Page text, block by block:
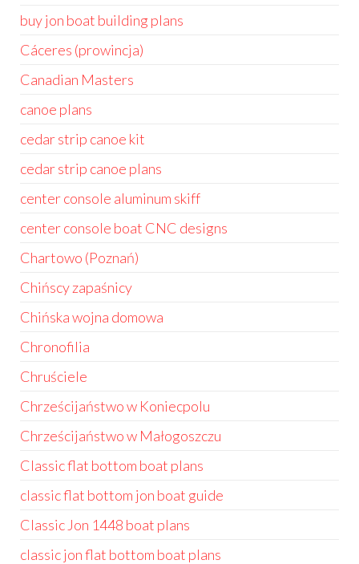
buy jon boat building plans
Cáceres (prowincja)
Canadian Masters
canoe plans
cedar strip canoe kit
cedar strip canoe plans
center console aluminum skiff
center console boat CNC designs
Chartowo (Poznań)
Chińscy zapaśnicy
Chińska wojna domowa
Chronofilia
Chruściele
Chrześcijaństwo w Koniecpolu
Chrześcijaństwo w Małogoszczu
Classic flat bottom boat plans
classic flat bottom jon boat guide
Classic Jon 1448 boat plans
classic jon flat bottom boat plans